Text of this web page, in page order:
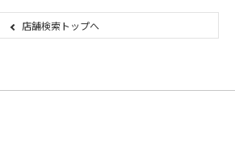
店舗検索トップへ